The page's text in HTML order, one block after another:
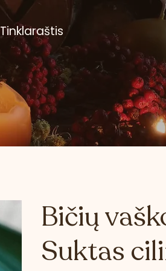
Tinklaraštis
Bičių
Suktas